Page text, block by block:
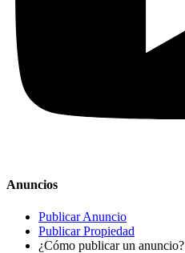
Anuncios
Publicar Anuncio
Publicar Propiedad
¿Cómo publicar un anuncio?